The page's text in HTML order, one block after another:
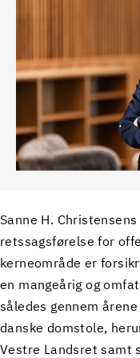
Sanne H.
retssagsførelse for
kerneområde er
en mangeårig og
således gennem
danske domstole,
Vestre Landsret samt